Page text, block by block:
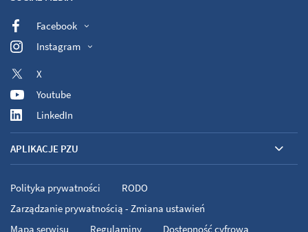
Facebook
Instagram
X
Youtube
LinkedIn
APLIKACJE PZU
Polityka prywatności
RODO
Zarządzanie prywatnością - Zmiana ustawień
Mapa serwisu
Regulaminy Dostępność cyfrowa